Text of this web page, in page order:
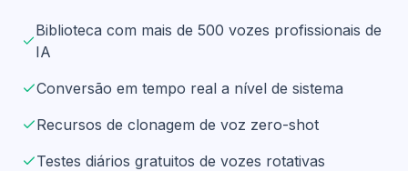
Biblioteca com mais de 500 vozes profissionais de
IA
Conversão em tempo real a nível de sistema
Recursos de clonagem de voz zero-shot
Testes diários gratuitos de vozes rotativas